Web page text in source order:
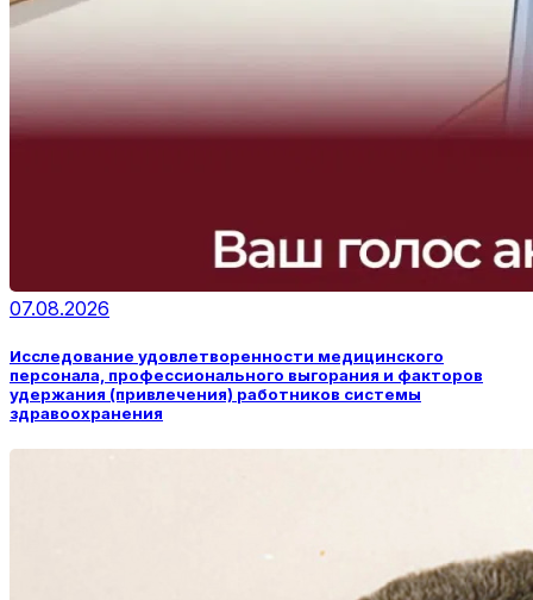
07.08.2026
Исследование удовлетворенности медицинского
персонала, профессионального выгорания и факторов
удержания (привлечения) работников системы
здравоохранения